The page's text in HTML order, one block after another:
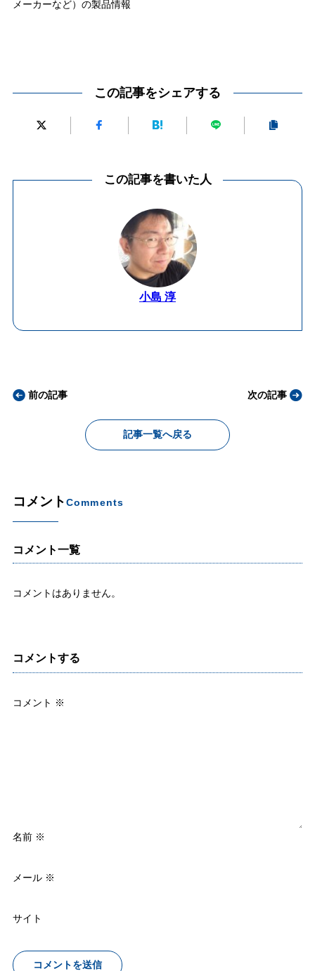
メーカーなど）の製品情報
この記事をシェアする
この記事を書いた人
小島 淳
前の記事
記事一覧へ戻る
次の記事
コメントComments
コメント一覧
コメントはありません。
コメントする
コメント ※
名前 ※
メール ※
サイト